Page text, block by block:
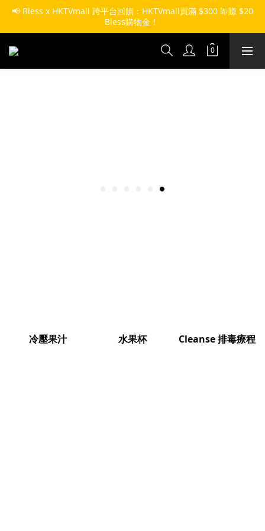
📢 Bless x HKTVmall 跨平台回饋：HKTVmall買滿 $300 即賺 $20
Bless購物金！
冷壓果汁 水果杯 Cleanse 排毒療程